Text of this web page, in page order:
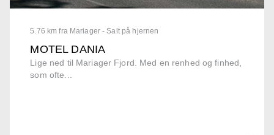
5.76 km fra Mariager - Salt på hjernen
MOTEL DANIA
Lige ned til Mariager Fjord. Med en renhed og finhed,
som ofte...